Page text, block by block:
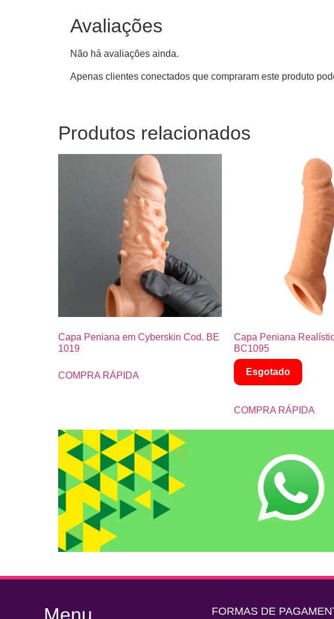
Avaliações
Não há avaliações ainda.
Apenas clientes conectados que compraram este produto
Produtos relacionados
Capa Peniana em Cyberskin Cod. BE
1019
COMPRA RÁPIDA
Capa Peniana
BC1095
Esgotado
COMPRA RÁPIDA
FORMAS DE